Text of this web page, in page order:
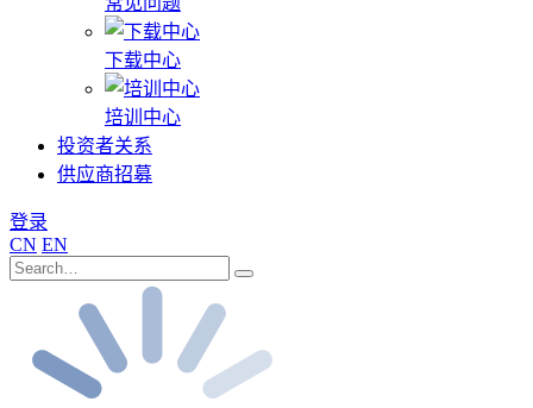
下载中心
培训中心
投资者关系
供应商招募
登录
CN EN